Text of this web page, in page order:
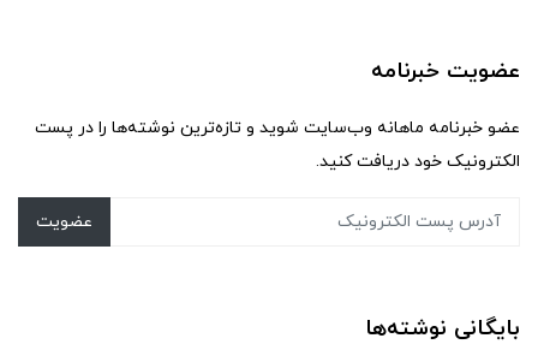
عضویت خبرنامه
عضو خبرنامه ماهانه وب‌سایت شوید و تازه‌ترین نوشته‌ها را در پست
الکترونیک خود دریافت کنید.
عضویت
بایگانی نوشته‌ها